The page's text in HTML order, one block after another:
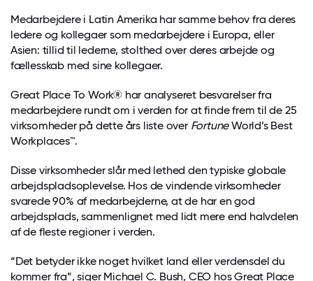
Medarbejdere i Latin Amerika har samme behov fra deres
ledere og kollegaer som medarbejdere i Europa, eller
Asien: tillid til lederne, stolthed over deres arbejde og
fællesskab med sine kollegaer.
Great Place To Work® har analyseret besvarelser fra
medarbejdere rundt om i verden for at finde frem til de 25
virksomheder på dette års liste over FortuneWorld’s Best
Workplaces™.
Disse virksomheder slår med lethed den typiske globale
arbejdspladsoplevelse. Hos de vindende virksomheder
svarede 90% af medarbejderne, at de har en god
arbejdsplads, sammenlignet med lidt mere end halvdelen
af de fleste regioner i verden.
“Det betyder ikke noget hvilket land eller verdensdel du
kommer fra”, siger Michael C. Bush, CEO hos Great Place